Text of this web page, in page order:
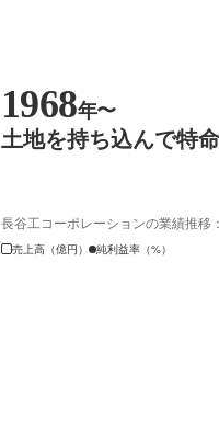
1968年〜
土地を持ち込んで特
長谷工コーポレーションの業績推移
売上高（億円）
純利益率（%）